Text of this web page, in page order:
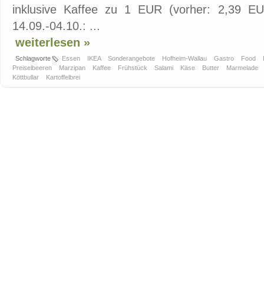
inklusive Kaffee zu 1 EUR (vorher: 2,39
14.09.-04.10.: ...
weiterlesen »
Schlagworte Essen IKEA Sonderangebote Hofheim-Wallau Gastro Food
Preiselbeeren
Marzipan Kaffee Frühstück Salami Käse Butter
Marmelade
Köttbullar
Kartoffelbrei